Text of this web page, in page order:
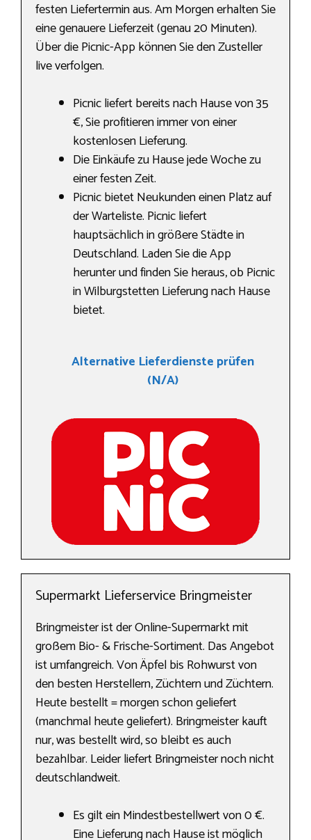
festen Liefertermin aus. Am Morgen erhalten Sie
eine genauere Lieferzeit (genau 20 Minuten).
Über die Picnic-App können Sie den Zusteller
live verfolgen.
Picnic liefert bereits nach Hause von 35
€, Sie profitieren immer von einer
kostenlosen Lieferung.
Die Einkäufe zu Hause jede Woche zu
einer festen Zeit.
Picnic bietet Neukunden einen Platz auf
der Warteliste. Picnic liefert
hauptsächlich in größere Städte in
Deutschland. Laden Sie die App
herunter und finden Sie heraus, ob Picnic
in Wilburgstetten Lieferung nach Hause
bietet.
Alternative Lieferdienste prüfen
(N/A)
Supermarkt Lieferservice Bringmeister
Bringmeister ist der Online-Supermarkt mit
großem Bio- & Frische-Sortiment. Das Angebot
ist umfangreich. Von Äpfel bis Rohwurst von
den besten Herstellern, Züchtern und Züchtern.
Heute bestellt = morgen schon geliefert
(manchmal heute geliefert). Bringmeister kauft
nur, was bestellt wird, so bleibt es auch
bezahlbar. Leider liefert Bringmeister noch nicht
deutschlandweit.
Es gilt ein Mindestbestellwert von 0 €.
Eine Lieferung nach Hause ist möglich